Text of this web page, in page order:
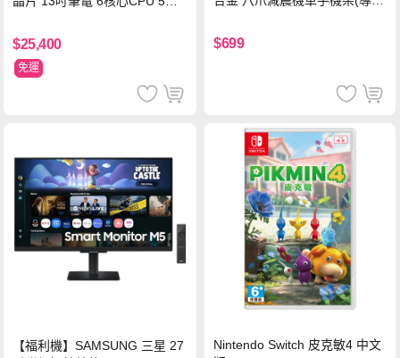
$25,400
免運
族)
$699
【福利機】SAMSUNG 三星 27
Nintendo Switch 皮克敏4 中文